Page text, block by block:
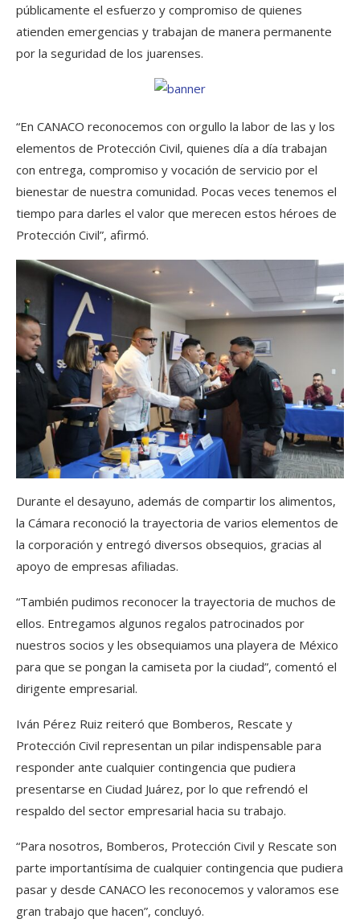
públicamente el esfuerzo y compromiso de quienes
atienden emergencias y trabajan de manera permanente
por la seguridad de los juarenses.
“En CANACO reconocemos con orgullo la labor de las y los
elementos de Protección Civil, quienes día a día trabajan
con entrega, compromiso y vocación de servicio por el
bienestar de nuestra comunidad. Pocas veces tenemos el
tiempo para darles el valor que merecen estos héroes de
Protección Civil”, afirmó.
Durante el desayuno, además de compartir los alimentos,
la Cámara reconoció la trayectoria de varios elementos de
la corporación y entregó diversos obsequios, gracias al
apoyo de empresas afiliadas.
“También pudimos reconocer la trayectoria de muchos de
ellos. Entregamos algunos regalos patrocinados por
nuestros socios y les obsequiamos una playera de México
para que se pongan la camiseta por la ciudad”, comentó el
dirigente empresarial.
Iván Pérez Ruiz reiteró que Bomberos, Rescate y
Protección Civil representan un pilar indispensable para
responder ante cualquier contingencia que pudiera
presentarse en Ciudad Juárez, por lo que refrendó el
respaldo del sector empresarial hacia su trabajo.
“Para nosotros, Bomberos, Protección Civil y Rescate son
parte importantísima de cualquier contingencia que pudiera
pasar y desde CANACO les reconocemos y valoramos ese
gran trabajo que hacen”, concluyó.